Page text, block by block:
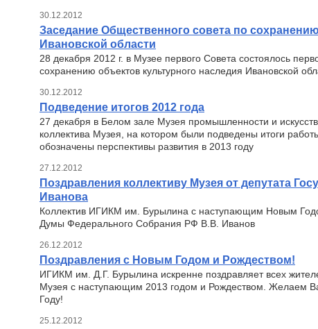
30.12.2012
Заседание Общественного совета по
Ивановской области
28 декабря 2012 г. в Музее первого Совета состоялось
сохранению объектов культурного наследия Ивановской
30.12.2012
Подведение итогов 2012 года
27 декабря в Белом зале Музея промышленности и
коллектива Музея, на котором были подведены итоги
обозначены перспективы развития в 2013 году
27.12.2012
Поздравления коллективу Музея от депутата
Иванова
Коллектив ИГИКМ им. Бурылина с наступающим Новым
Думы Федерального Собрания РФ В.В. Иванов
26.12.2012
Поздравления с Новым Годом и Рождеством!
ИГИКМ им. Д.Г. Бурылина искренне поздравляет всех
Музея с наступающим 2013 годом и Рождеством. Желаем
Году!
25.12.2012